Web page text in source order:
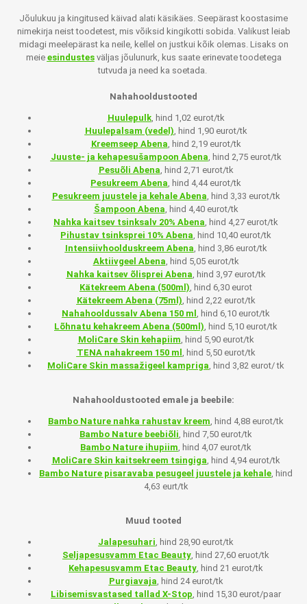
Jõulukuu ja kingitused käivad alati käsikäes. Seepärast koostasime
nimekirja neist toodetest, mis võiksid kingikotti sobida. Valikust leiab
midagi meelepärast ka neile, kellel on justkui kõik olemas. Lisaks on
meie esindustesväljas jõulunurk, kus saate erinevate toodetega
tutvuda ja need ka soetada.
Nahahooldustooted
Huulepulk, hind 1,02 eurot/tk
Huulepalsam (vedel) , hind 1,90 eurot/tk
Kreemseep Abena , hind 2,19 eurot/tk
Juuste- ja kehapesušampoon Abena , hind 2,75 eurot/tk
Pesuõli Abena , hind 2,71 eurot/tk
Pesukreem Abena , hind 4,44 eurot/tk
Pesukreem juustele ja kehale Abena , hind 3,33 eurot/tk
Šampoon Abena , hind 4,40 eurot/tk
Nahka kaitsev tsinksalv 20% Abena , hind 4,27 eurot/tk
Pihustav tsinksprei 10% Abena , hind 10,40 eurot/tk
Intensiivhoolduskreem Abena , hind 3,86 eurot/tk
Aktiivgeel Abena , hind 5,05 eurot/tk
Nahka kaitsev õlisprei Abena , hind 3,97 eurot/tk
Kätekreem Abena (500ml) , hind 6,30 eurot
Kätekreem Abena (75ml) , hind 2,22 eurot/tk
Nahahooldussalv Abena 150 ml , hind 6,10 eurot/tk
Lõhnatu kehakreem Abena (500ml) , hind 5,10 eurot/tk
MoliCare Skin kehapiim , hind 5,90 eurot/tk
TENA nahakreem 150 ml , hind 5,50 eurot/tk
MoliCare Skin massažigeel kampriga , hind 3,82 eurot/ tk
Nahahooldustooted emale ja beebile:
Bambo Nature nahka rahustav kreem , hind 4,88 eurot/tk
Bambo Nature beebiõli , hind 7,50 eurot/tk
Bambo Nature ihupiim , hind 4,07 eurot/tk
MoliCare Skin kaitsekreem tsingiga , hind 4,94 eurot/tk
Bambo Nature pisaravaba pesugeel juustele ja kehale , hind
4,63 eurt/tk
Muud tooted
Jalapesuhari , hind 28,90 eurot/tk
Seljapesusvamm Etac Beauty , hind 27,60 eruot/tk
Kehapesusvamm Etac Beauty , hind 21 eurot/tk
Purgiavaja , hind 24 eurot/tk
Libisemisvastased tallad X-Stop , hind 15,30 eurot/paar